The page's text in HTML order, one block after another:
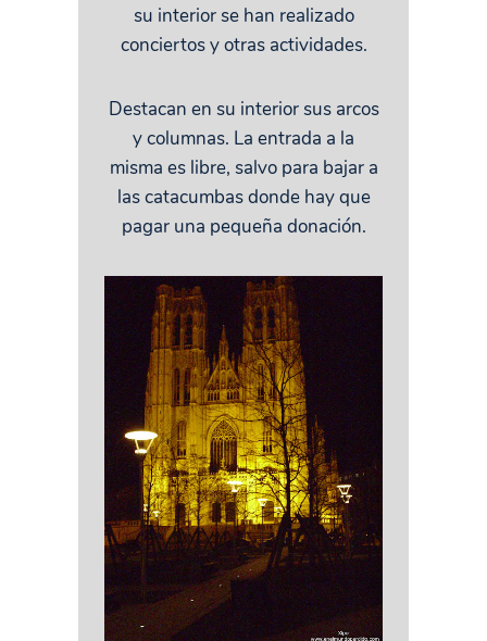
su interior se han realizado
conciertos y otras actividades.
Destacan en su interior sus arcos
y columnas. La entrada a la
misma es libre, salvo para bajar a
las catacumbas donde hay que
pagar una pequeña donación.